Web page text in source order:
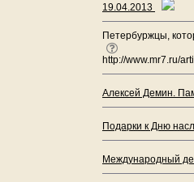
19.04.2013
Петербуржцы,
http://www.mr7.ru/
Алексей Демин.
Подарки к Дню
Международный